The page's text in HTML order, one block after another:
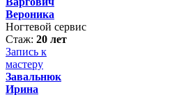
Вероника
Ногтевой сервис
Стаж: 20 лет
Запись к
мастеру
Завальнюк
Ирина